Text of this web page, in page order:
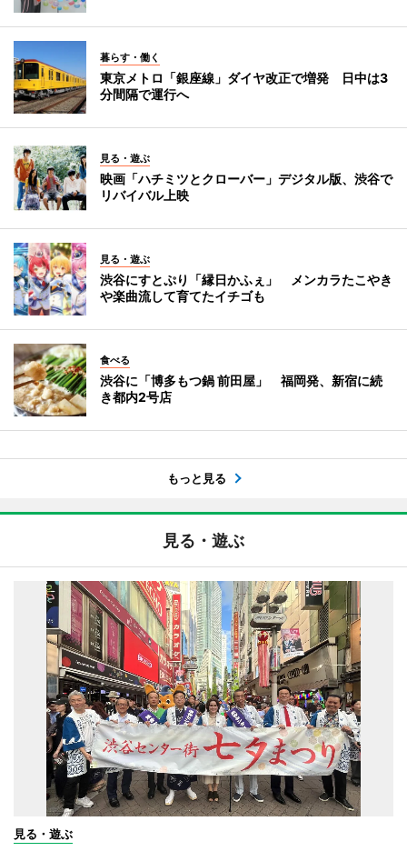
暮らす・働く
東京メトロ「銀座線」ダイヤ改正で増発 日中は3
分間隔で運行へ
見る・遊ぶ
映画「ハチミツとクローバー」デジタル版、渋谷で
リバイバル上映
見る・遊ぶ
渋谷にすとぷり「縁日かふぇ」 メンカラたこやき
や楽曲流して育てたイチゴも
食べる
渋谷に「博多もつ鍋 前田屋」 福岡発、新宿に続
き都内2号店
もっと見る
見る・遊ぶ
見る・遊ぶ